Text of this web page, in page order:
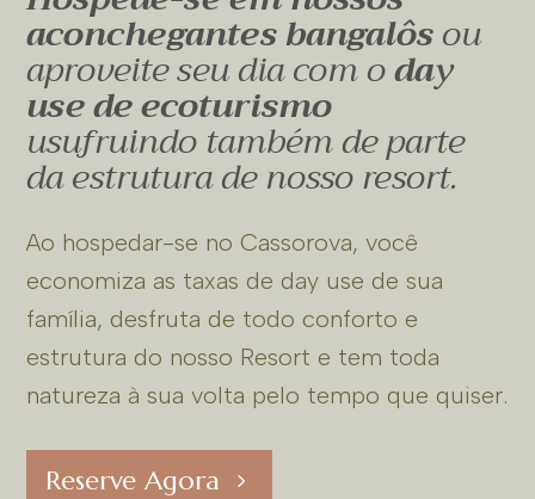
aconchegantes bangalôsou
aproveite seu dia com oday
use de ecoturismo
usufruindo também de parte
da estrutura de nosso resort.
Ao hospedar-se no Cassorova, você
economiza as taxas de day use de sua
família, desfruta de todo conforto e
estrutura do nosso Resort e tem toda
natureza à sua volta pelo tempo que quiser.
Reserve Agora